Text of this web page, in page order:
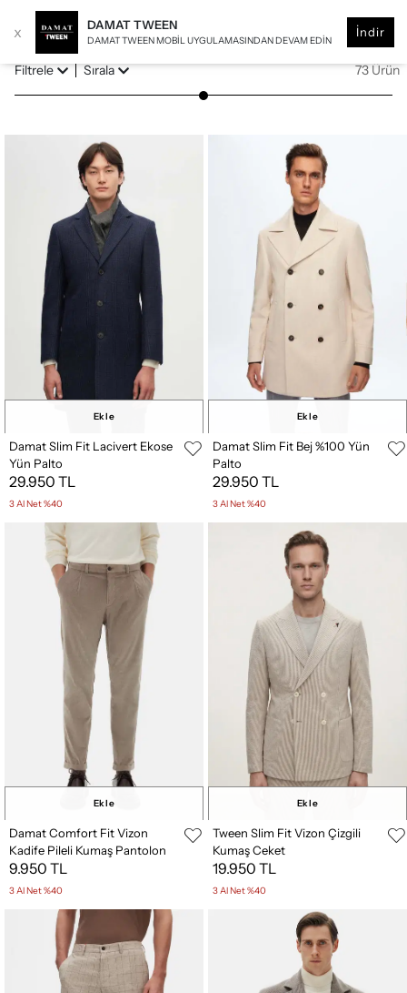
x DAMAT TWEEN
DAMAT TWEEN MOBIL UYGULAMASINDAN DEVAM EDIN
İndir
Filtrele Sırala 73 Ürün
Ekle
Damat Slim Fit Lacivert Ekose
Yün Palto
29.950 TL
3 Al Net %40
Ekle
Damat Slim Fit Bej %100 Yün
Palto
29.950 TL
3 Al Net %40
Ekle
Damat Comfort Fit Vizon
Kadife Pileli Kumaş Pantolon
9.950 TL
3 Al Net %40
Ekle
Tween Slim Fit Vizon Çizgili
Kumaş Ceket
19.950 TL
3 Al Net %40